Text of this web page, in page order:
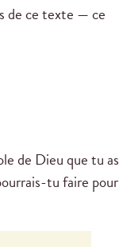
de ce texte — ce
de Dieu que tu as
tu faire pour